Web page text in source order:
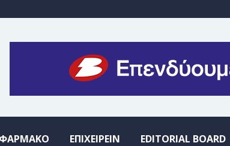
ΦΑΡΜΑΚΟ ΕΠΙΧΕΙΡΕΙΝ EDITORIAL BOARD